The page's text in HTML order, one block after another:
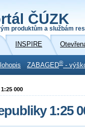
ČÚZK
produktům a službám
INSPIRE
ZABAGED® -
000
1:25